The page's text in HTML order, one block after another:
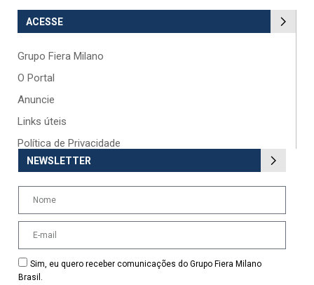
ACESSE
Grupo Fiera Milano
O Portal
Anuncie
Links úteis
Política de Privacidade
NEWSLETTER
Sim, eu quero receber comunicações do Grupo Fiera Milano
Brasil.